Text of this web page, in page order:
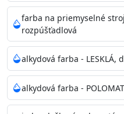
Doba na druhý náter: 3-
Balenie : 750ml, 1l, 3l, 9l,
Výdatnosť na jednu vrstvu
Aplikácia: štetec, valček,
Povrchová úprava: 1
Je možné tónovať v
Merná hmotnosť : 1,54 ±
Čistenie: vodou
farba na priemyselné
rozpúšťadlová
alkydová farba - LESKLÁ,
alkydová farba -